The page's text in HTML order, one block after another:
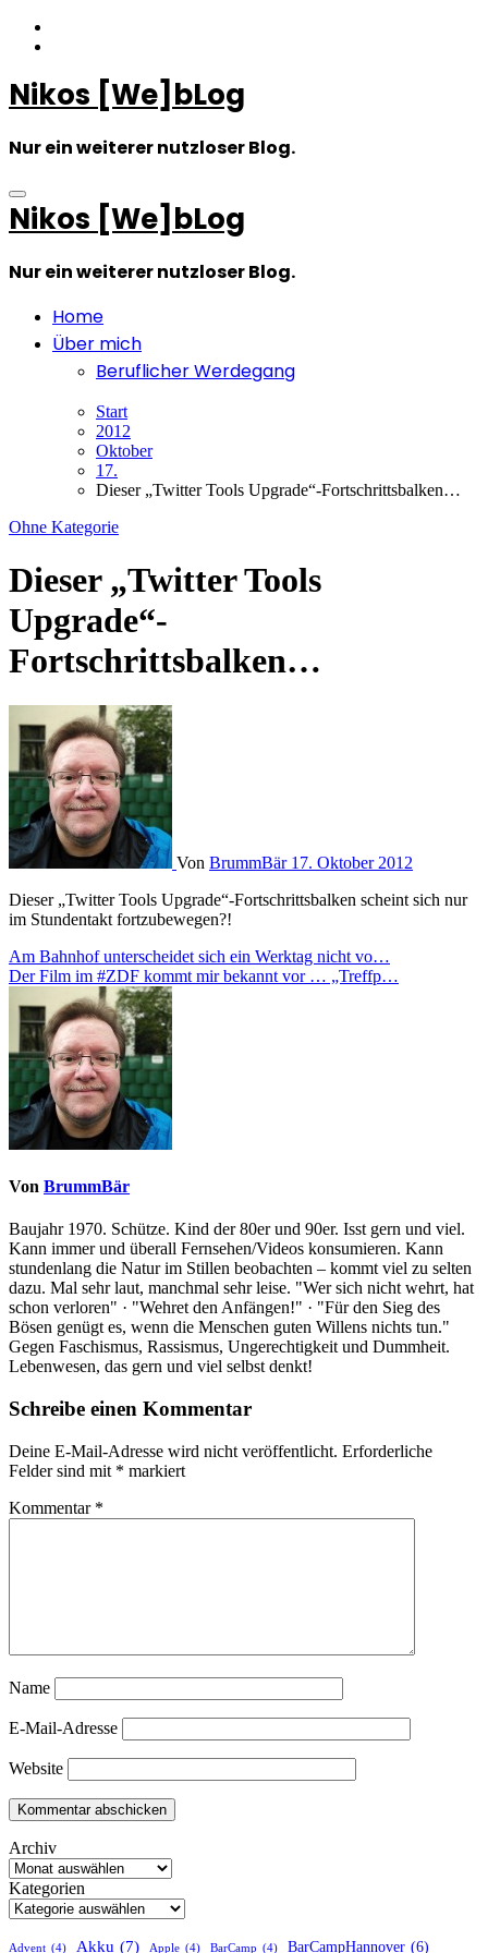
Zum
Inhalt
Nikos [We]bLog
Nur ein weiterer nutzloser Blog.
Nikos [We]bLog
Nur ein weiterer nutzloser Blog.
Home
Über mich
Beruflicher Werdegang
Start
2012
Oktober
17.
Dieser „Twitter Tools Upgrade“-Fortschrittsbalken…
Ohne Kategorie
Dieser „Twitter Tools
Upgrade“-
Fortschrittsbalken…
Von BrummBär 17. Oktober 2012
Dieser „Twitter Tools Upgrade“-Fortschrittsbalken scheint sich nur
im Stundentakt fortzubewegen?!
Beitragsnavigation
Am Bahnhof unterscheidet sich ein Werktag nicht vo…
Der Film im #ZDF kommt mir bekannt vor … „Treffp…
Von BrummBär
Baujahr 1970. Schütze. Kind der 80er und 90er. Isst gern und viel.
Kann immer und überall Fernsehen/Videos konsumieren. Kann
stundenlang die Natur im Stillen beobachten – kommt viel zu selten
dazu. Mal sehr laut, manchmal sehr leise. "Wer sich nicht wehrt, hat
schon verloren" · "Wehret den Anfängen!" · "Für den Sieg des
Bösen genügt es, wenn die Menschen guten Willens nichts tun."
Gegen Faschismus, Rassismus, Ungerechtigkeit und Dummheit.
Lebenwesen, das gern und viel selbst denkt!
Schreibe einen Kommentar
Deine E-Mail-Adresse wird nicht veröffentlicht. Erforderliche
Felder sind mit * markiert
Kommentar *
Name
E-Mail-Adresse
Website
Archiv
Kategorien
Advent (4) Akku (7) Apple (4) BarCamp (4) BarCampHannover (6)